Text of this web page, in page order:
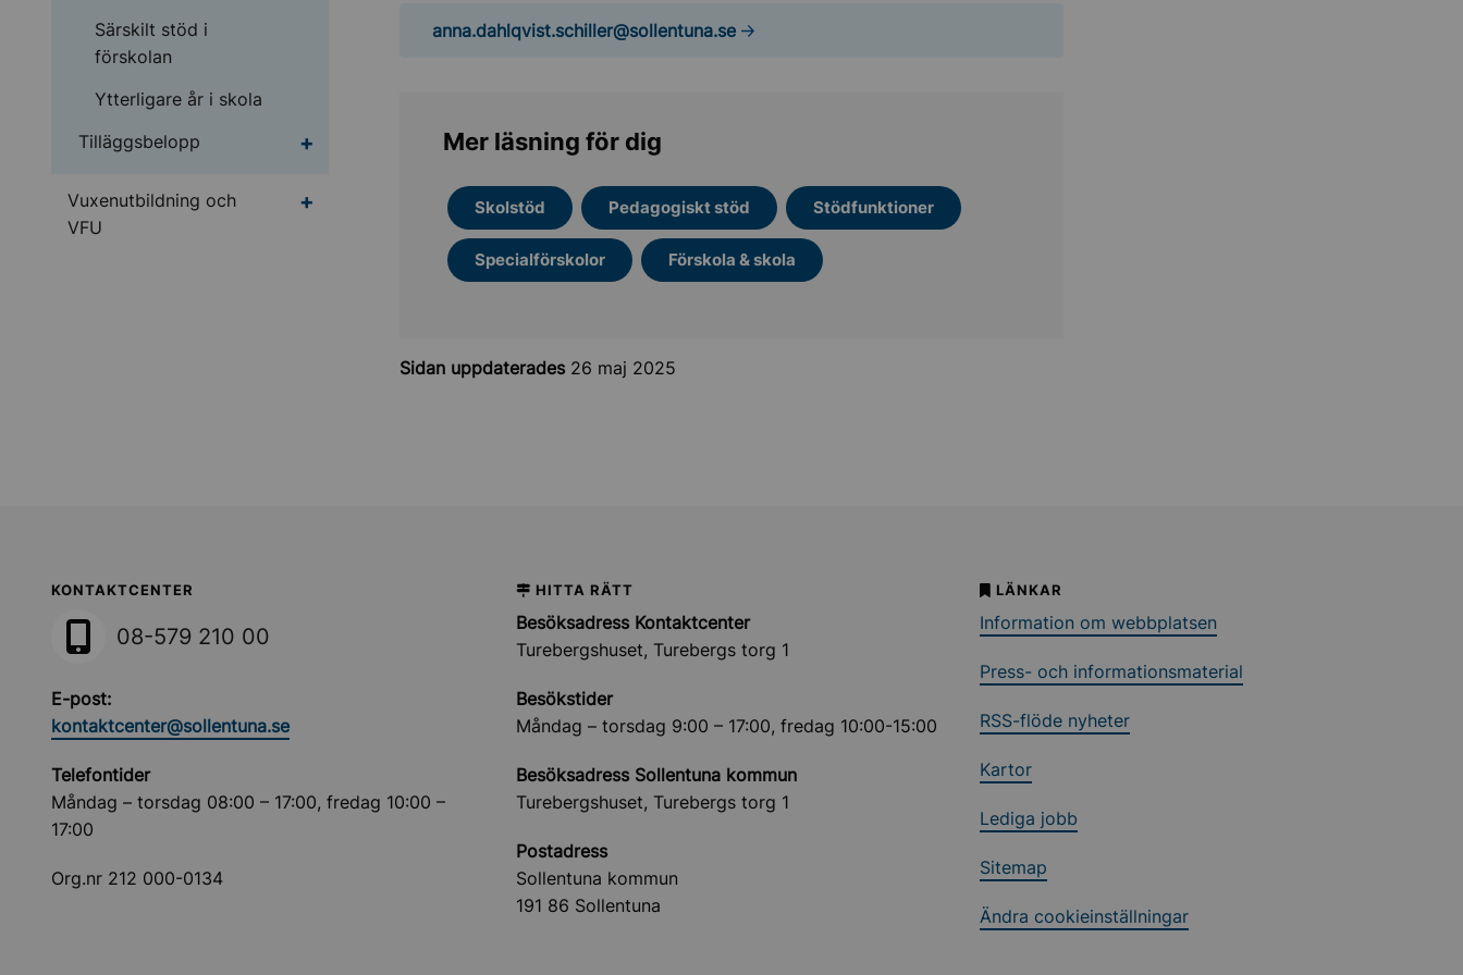
Särskilt stöd i
förskolan
Ytterligare år i skola
Tilläggsbelopp
Undermeny för Tilläggsbelopp
Vuxenutbildning och
VFU
Undermeny för Vuxenutbildning och VFU
anna.dahlqvist.schiller@sollentuna.se
Mer läsning för dig
Skolstöd Pedagogiskt stöd Stödfunktioner
Specialförskolor Förskola & skola
Sidan uppdaterades 26 maj 2025
Sollentuna Kommun
KONTAKTCENTER
08-579 210 00
E-post:
kontaktcenter@sollentuna.se
Telefontider
Måndag – torsdag 08:00 – 17:00, fredag 10:00 –
17:00
Org.nr 212 000-0134
HITTA RÄTT
Besöksadress Kontaktcenter
Turebergshuset, Turebergs torg 1
Besökstider
Måndag – torsdag 9:00 – 17:00, fredag 10:00-15:00
Besöksadress Sollentuna kommun
Turebergshuset, Turebergs torg 1
Postadress
Sollentuna kommun
191 86 Sollentuna
LÄNKAR
Information om webbplatsen
Press- och informationsmaterial
RSS-flöde nyheter
Kartor
Lediga jobb
Sitemap
Ändra cookieinställningar